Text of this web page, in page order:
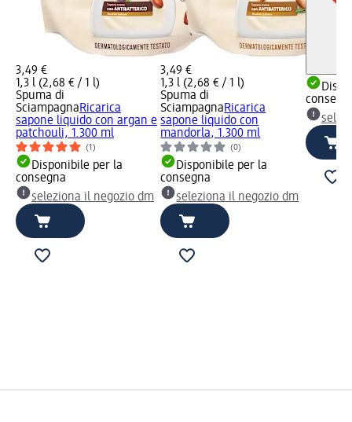
3,49 €
1,3 l (2,68 € / 1 l)
Spuma di
SciampagnaRicarica
sapone liquido con argan e
patchouli, 1.300 ml
(1)
Disponibile per la
consegna
seleziona il negozio dm
3,49 €
1,3 l (2,68 € / 1 l)
Spuma di
SciampagnaRicarica
sapone liquido con
mandorla, 1.300 ml
(0)
Disponibile per la
consegna
seleziona il negozio dm